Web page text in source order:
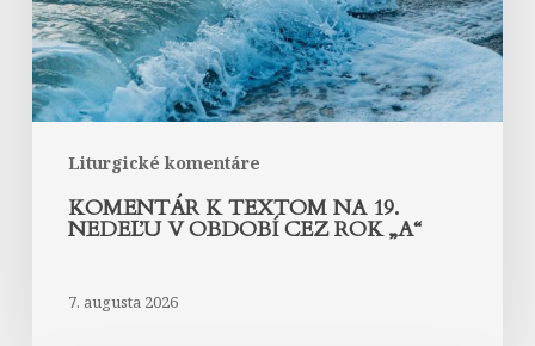
Liturgické komentáre
v
období
cez
rok
„A“
KOMENTÁR K TEXTOM NA 19.
NEDEĽU V OBDOBÍ CEZ ROK „A“
7. augusta 2026